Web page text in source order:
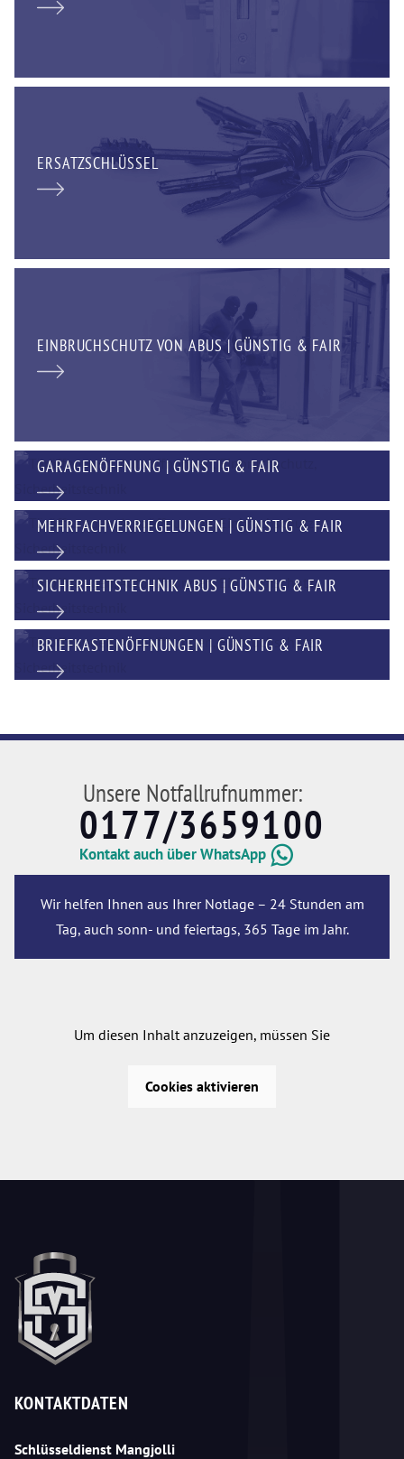
ERSATZSCHLÜSSEL
EINBRUCHSCHUTZ VON ABUS | GÜNSTIG & FAIR
GARAGENÖFFNUNG | GÜNSTIG & FAIR
MEHRFACHVERRIEGELUNGEN | GÜNSTIG & FAIR
SICHERHEITSTECHNIK ABUS | GÜNSTIG & FAIR
BRIEFKASTENÖFFNUNGEN | GÜNSTIG & FAIR
Unsere Notfallrufnummer:
0177/3659100
Kontakt auch über WhatsApp
Wir helfen Ihnen aus Ihrer Notlage – 24 Stunden am
Tag, auch sonn- und feiertags, 365 Tage im Jahr.
Um diesen Inhalt anzuzeigen, müssen Sie
Cookies aktivieren
KONTAKTDATEN
Schlüsseldienst Mangjolli